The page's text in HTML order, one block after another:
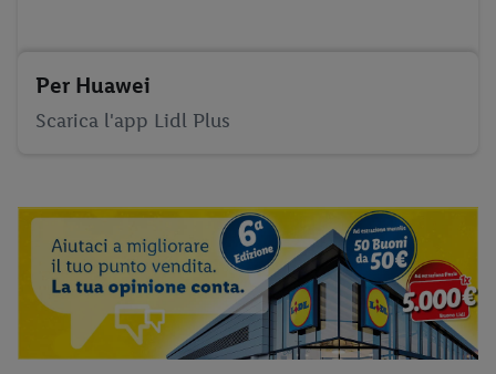
Per Huawei
Scarica l'app Lidl Plus